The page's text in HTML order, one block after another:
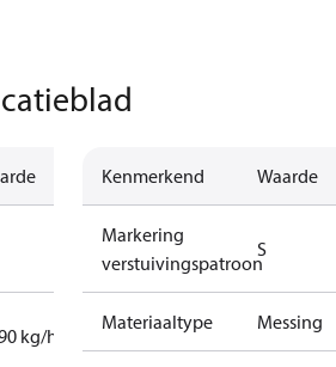
kg/h
Kenmerkend Waarde
Markering
verstuivingspatroon
S
Materiaaltype Messing